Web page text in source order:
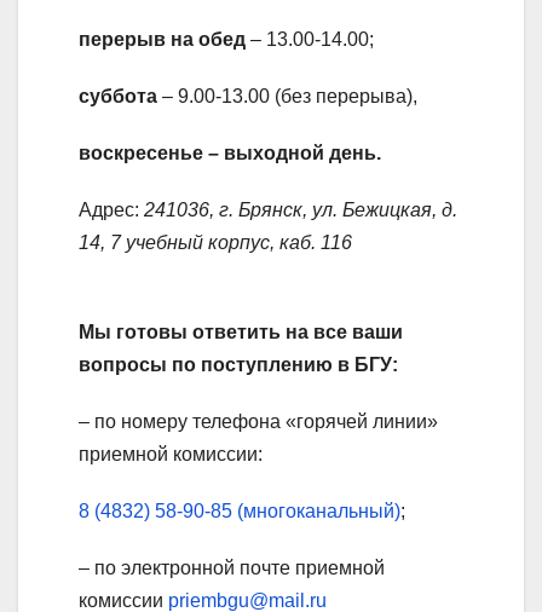
перерыв на обед – 13.00-14.00;
суббота – 9.00-13.00 (без перерыва),
воскресенье – выходной день.
Адрес: 241036, г. Брянск, ул. Бежицкая, д.
14, 7 учебный корпус, каб. 116
Мы готовы ответить на все ваши
вопросы по поступлению в БГУ:
– по номеру телефона «горячей линии»
приемной комиссии:
8 (4832) 58-90-85 (многоканальный);
– по электронной почте приемной
комиссии priembgu@mail.ru